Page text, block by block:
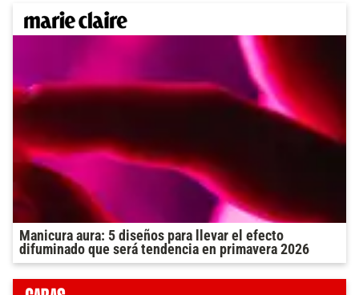
Manicura aura: 5 diseños para llevar el efecto
difuminado que será tendencia en primavera 2026